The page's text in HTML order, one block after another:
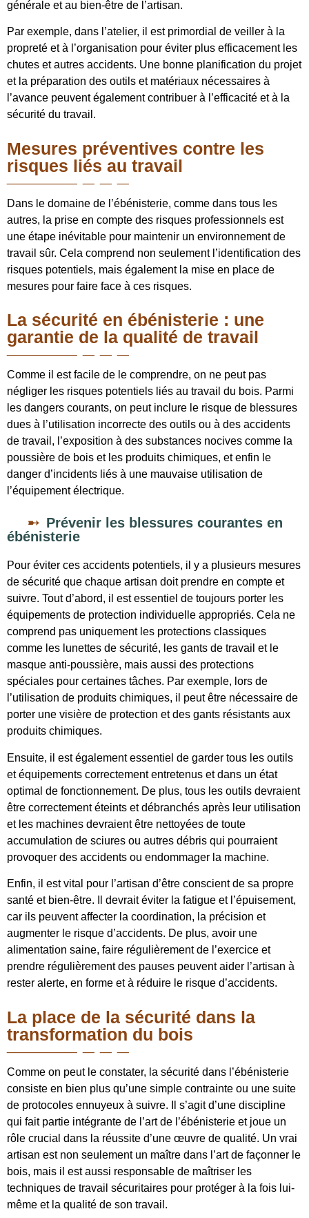
générale et au bien-être de l’artisan.
Par exemple, dans l’atelier, il est primordial de veiller à la
propreté et à l’organisation pour éviter plus efficacement les
chutes et autres accidents. Une bonne planification du projet
et la préparation des outils et matériaux nécessaires à
l’avance peuvent également contribuer à l’efficacité et à la
sécurité du travail.
Mesures préventives contre les
risques liés au travail
Dans le domaine de l’ébénisterie, comme dans tous les
autres, la prise en compte des risques professionnels est
une étape inévitable pour maintenir un environnement de
travail sûr. Cela comprend non seulement l’identification des
risques potentiels, mais également la mise en place de
mesures pour faire face à ces risques.
La sécurité en ébénisterie : une
garantie de la qualité de travail
Comme il est facile de le comprendre, on ne peut pas
négliger les risques potentiels liés au travail du bois. Parmi
les dangers courants, on peut inclure le risque de blessures
dues à l’utilisation incorrecte des outils ou à des accidents
de travail, l’exposition à des substances nocives comme la
poussière de bois et les produits chimiques, et enfin le
danger d’incidents liés à une mauvaise utilisation de
l’équipement électrique.
Prévenir les blessures courantes en
ébénisterie
Pour éviter ces accidents potentiels, il y a plusieurs mesures
de sécurité que chaque artisan doit prendre en compte et
suivre. Tout d’abord, il est essentiel de toujours porter les
équipements de protection individuelle appropriés. Cela ne
comprend pas uniquement les protections classiques
comme les lunettes de sécurité, les gants de travail et le
masque anti-poussière, mais aussi des protections
spéciales pour certaines tâches. Par exemple, lors de
l’utilisation de produits chimiques, il peut être nécessaire de
porter une visière de protection et des gants résistants aux
produits chimiques.
Ensuite, il est également essentiel de garder tous les outils
et équipements correctement entretenus et dans un état
optimal de fonctionnement. De plus, tous les outils devraient
être correctement éteints et débranchés après leur utilisation
et les machines devraient être nettoyées de toute
accumulation de sciures ou autres débris qui pourraient
provoquer des accidents ou endommager la machine.
Enfin, il est vital pour l’artisan d’être conscient de sa propre
santé et bien-être. Il devrait éviter la fatigue et l’épuisement,
car ils peuvent affecter la coordination, la précision et
augmenter le risque d’accidents. De plus, avoir une
alimentation saine, faire régulièrement de l’exercice et
prendre régulièrement des pauses peuvent aider l’artisan à
rester alerte, en forme et à réduire le risque d’accidents.
La place de la sécurité dans la
transformation du bois
Comme on peut le constater, la sécurité dans l’ébénisterie
consiste en bien plus qu’une simple contrainte ou une suite
de protocoles ennuyeux à suivre. Il s’agit d’une discipline
qui fait partie intégrante de l’art de l’ébénisterie et joue un
rôle crucial dans la réussite d’une œuvre de qualité. Un vrai
artisan est non seulement un maître dans l’art de façonner le
bois, mais il est aussi responsable de maîtriser les
techniques de travail sécuritaires pour protéger à la fois lui-
même et la qualité de son travail.